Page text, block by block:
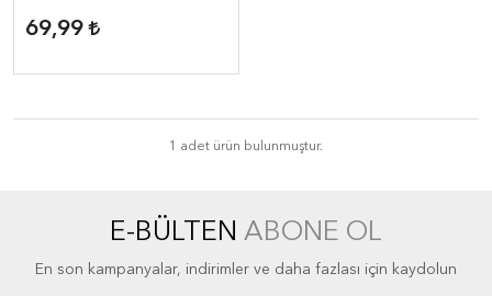
69,99
1 adet ürün bulunmuştur.
E-BÜLTEN ABONE OL
En son kampanyalar, indirimler ve daha fazlası için kaydolun